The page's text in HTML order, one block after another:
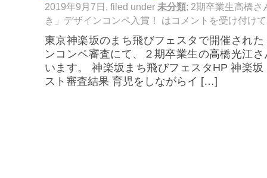
2019年9月7日, filed under 未分類; 2期卒業生高橋さ
き」デザインコンペ入賞！ はコメントを受け付け
東京神楽坂のまち飛びフェスタで開催され
ンコンペ審査にて、２期卒業生の高橋光江
います。 神楽坂まち飛びフェスタHP 神楽
スト審査結果 育児をしながらイ […]